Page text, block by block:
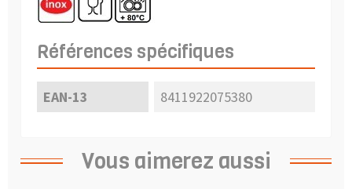
Références spécifiques
EAN-13 8411922075380
Vous aimerez aussi